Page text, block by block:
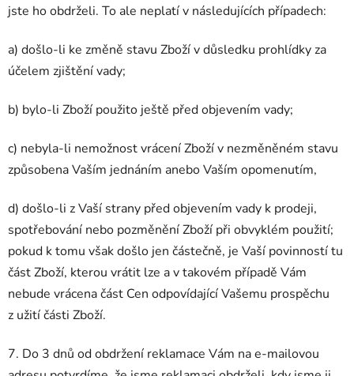
jste ho obdrželi. To ale neplatí v následujících případech:
a) došlo-li ke změně stavu Zboží v důsledku prohlídky za
účelem zjištění vady;
b) bylo-li Zboží použito ještě před objevením vady;
c) nebyla-li nemožnost vrácení Zboží v nezměněném stavu
způsobena Vaším jednáním anebo Vaším opomenutím,
d) došlo-li z Vaší strany před objevením vady k prodeji,
spotřebování nebo pozměnění Zboží při obvyklém použití;
pokud k tomu však došlo jen částečně, je Vaší povinností tu
část Zboží, kterou vrátit lze a v takovém případě Vám
nebude vrácena část Cen odpovídající Vašemu prospěchu
z užití části Zboží.
7. Do 3 dnů od obdržení reklamace Vám na e-mailovou